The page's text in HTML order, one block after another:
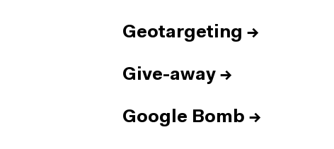
Geotargeting →
Give-away →
Google Bomb →